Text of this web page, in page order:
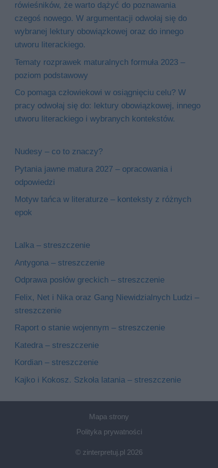
rówieśników, że warto dążyć do poznawania
czegoś nowego. W argumentacji odwołaj się do
wybranej lektury obowiązkowej oraz do innego
utworu literackiego.
Tematy rozprawek maturalnych formuła 2023 –
poziom podstawowy
Co pomaga człowiekowi w osiągnięciu celu? W
pracy odwołaj się do: lektury obowiązkowej, innego
utworu literackiego i wybranych kontekstów.
Nudesy – co to znaczy?
Pytania jawne matura 2027 – opracowania i
odpowiedzi
Motyw tańca w literaturze – konteksty z różnych
epok
Lalka – streszczenie
Antygona – streszczenie
Odprawa posłów greckich – streszczenie
Felix, Net i Nika oraz Gang Niewidzialnych Ludzi –
streszczenie
Raport o stanie wojennym – streszczenie
Katedra – streszczenie
Kordian – streszczenie
Kajko i Kokosz. Szkoła latania – streszczenie
Mapa strony
Polityka prywatności
© zinterpretuj.pl 2026